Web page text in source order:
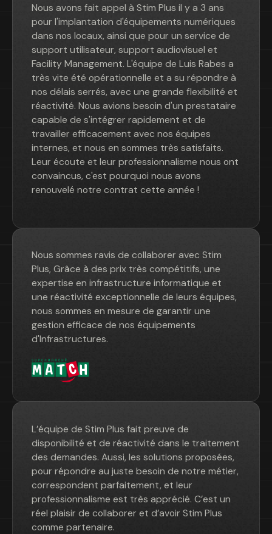
Nous avons fait appel à Stim Plus il y a 3 ans
pour l'implantation d'équipements numériques
dans nos locaux, ainsi que pour un service de
support utilisateur, support audiovisuel et
Facility Management. L'équipe de Luis Rabes a
très vite été opérationnelle et a su répondre à
nos délais serrés, avec une grande flexibilité et
réactivité. Nous avions besoin d'un prestataire
capable de s'intégrer rapidement et de
travailler efficacement avec nos équipes
internes, et nous en sommes très satisfaits.
Leur écoute et leur professionnalisme nous ont
convaincus, c'est pourquoi nous avons
renouvelé notre contrat cette année !
Nous sommes ravis de collaborer avec Stim
Plus, Grâce à des prix très compétitifs, une
expertise en infrastructure informatique et
une réactivité exceptionnelle de leurs équipes,
nous sommes en mesure de garantir une
gestion efficace de nos équipements
d'Infrastructures.
L’équipe de Stim Plus fait preuve de
disponibilité et de réactivité dans le traitement
des demandes. Aussi, les solutions proposées,
pour répondre au juste besoin de notre métier,
correspondent parfaitement, et leur
professionnalisme est très apprécié. C’est un
réel plaisir de collaborer et d’avoir Stim Plus
comme partenaire.